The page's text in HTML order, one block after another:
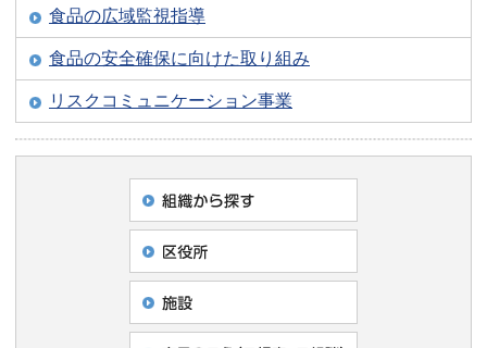
食品の広域監視指導
食品の安全確保に向けた取り組み
リスクコミュニケーション事業